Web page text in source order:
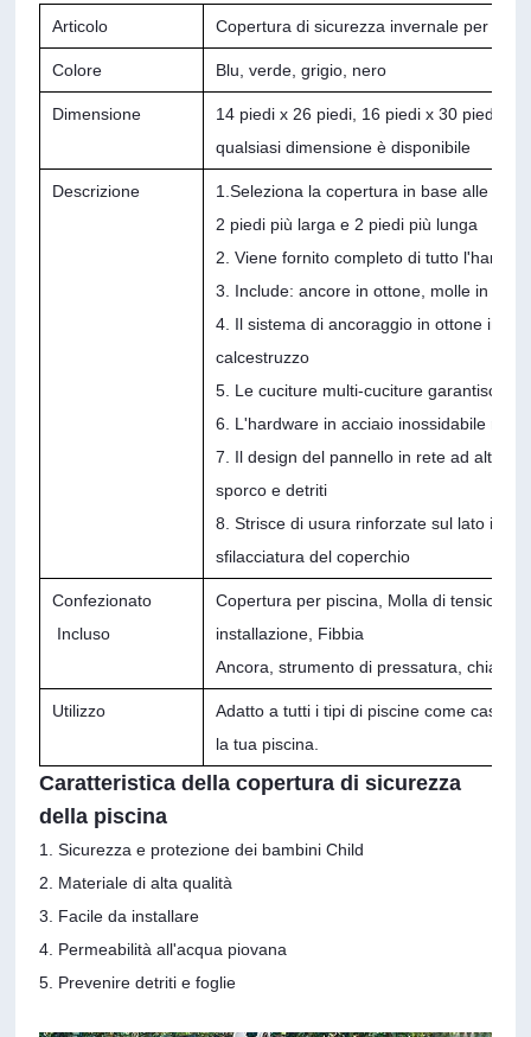
Articolo Copertura di sicurezza invernale per
Colore Blu, verde, grigio, nero
Dimensione
14 piedi x 26 piedi, 16 piedi x 30 piedi,
qualsiasi dimensione è disponibile
Descrizione
1.Seleziona la copertura in base alle
2 piedi più larga e 2 piedi più lunga
2. Viene fornito completo di tutto
3. Include: ancore in ottone, molle in
4. Il sistema di ancoraggio in ottone in
calcestruzzo
5. Le cuciture multi-cuciture
6. L'hardware in acciaio inossidabile
7. Il design del pannello in rete ad alta
sporco e detriti
8. Strisce di usura rinforzate sul lato
sfilacciatura del coperchio
Confezionato
Incluso
Copertura per piscina, Molla di tensione,
installazione, Fibbia
Ancora, strumento di pressatura, chiave
Utilizzo
Adatto a tutti i tipi di piscine come casa,
la tua piscina.
Caratteristica della copertura di sicurezza
della piscina
1. Sicurezza e protezione dei bambini Child
2. Materiale di alta qualità
3. Facile da installare
4. Permeabilità all'acqua piovana
5. Prevenire detriti e foglie